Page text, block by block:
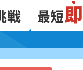
戦 最短